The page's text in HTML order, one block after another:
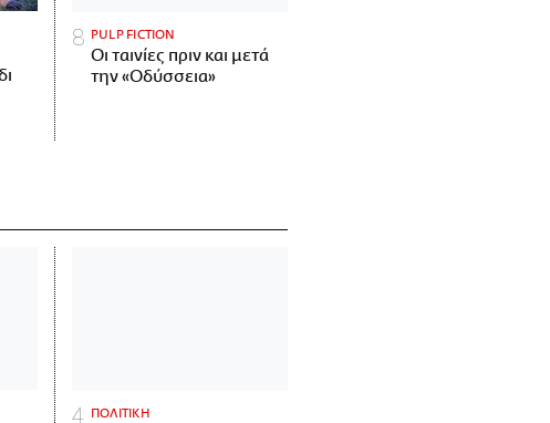
PULP FICTION
Οι ταινίες πριν και μετά
την «Οδύσσεια»
ΠΟΛΙΤΙΚΗ